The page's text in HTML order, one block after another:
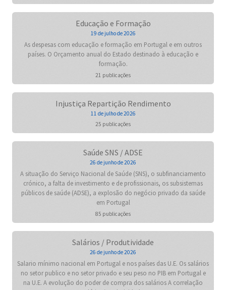
Educação e Formação
19 de julho de 2026
As despesas com educação e formação em Portugal e em outros
países. O Orçamento anual do Estado destinado à educação e
formação.
21 publicações
Injustiça Repartição Rendimento
11 de julho de 2026
25 publicações
Saúde SNS / ADSE
26 de junho de 2026
A situação do Serviço Nacional de Saúde (SNS), o subfinanciamento
crónico, a falta de investimento e de profissionais, os subsistemas
públicos de saúde (ADSE), a explosão do negócio privado da saúde
em Portugal
85 publicações
Salários / Produtividade
26 de junho de 2026
Salario mínimo nacional em Portugal e nos países das U.E. Os salários
no setor publico e no setor privado e seu peso no PIB em Portugal e
na U.E. A evolução do poder de compra dos salários A correlação